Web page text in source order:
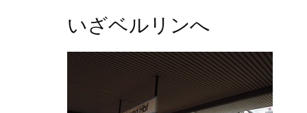
いざベルリンへ